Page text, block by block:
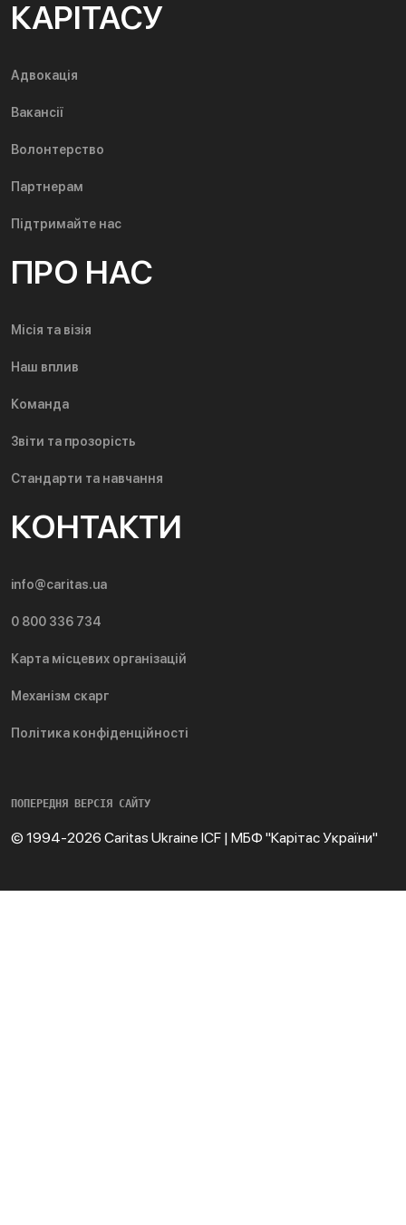
КАРІТАСУ
Адвокація
Вакансії
Волонтерство
Партнерам
Підтримайте нас
ПРО НАС
Місія та візія
Наш вплив
Команда
Звіти та прозорість
Стандарти та навчання
КОНТАКТИ
info@caritas.ua
0 800 336 734
Карта місцевих організацій
Механізм скарг
Політика конфіденційності
ПОПЕРЕДНЯ ВЕРСІЯ САЙТУ
© 1994-2026 Caritas Ukraine ICF | МБФ "Карітас України"